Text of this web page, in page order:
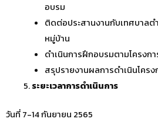
อบรม
ติดต่อประสานงานกับเทศบาลต
หมู่บ้าน
ดำเนินการฝึกอบรมตามโครงกา
สรุปรายงานผลการดำเนินโครง
ระยะเวลาการดำเนินการ
วันที่ 7-14 กันยายน 2565